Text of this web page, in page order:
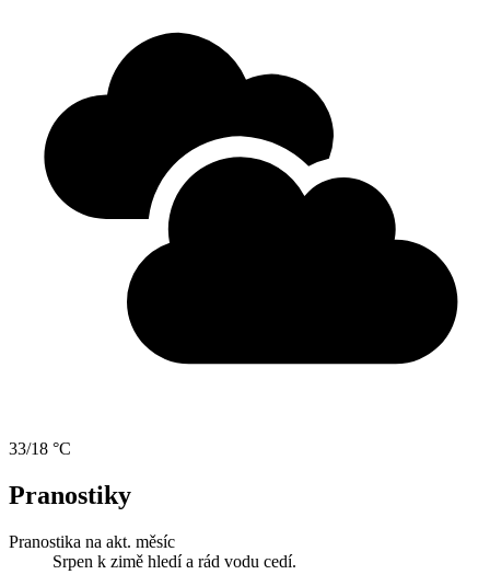
33/18 °C
Pranostiky
Pranostika na akt. měsíc
Srpen k zimě hledí a rád vodu cedí.